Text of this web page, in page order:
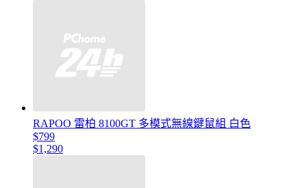
RAPOO 雷柏 8100GT 多模式無線鍵鼠組 白色
$799
$1,290